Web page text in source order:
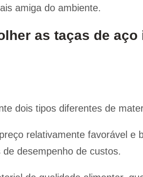
amiga do ambiente.
as taças de
dois tipos diferentes de
relativamente favorável e
desempenho de custos.